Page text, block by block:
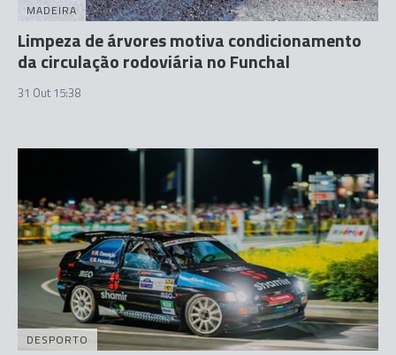
MADEIRA
Limpeza de árvores motiva condicionamento
da circulação rodoviária no Funchal
31 Out 15:38
DESPORTO